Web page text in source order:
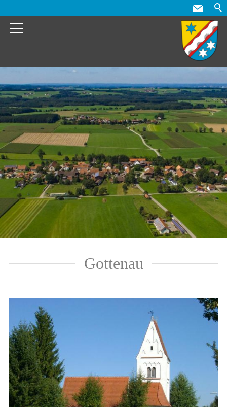
Gottenau